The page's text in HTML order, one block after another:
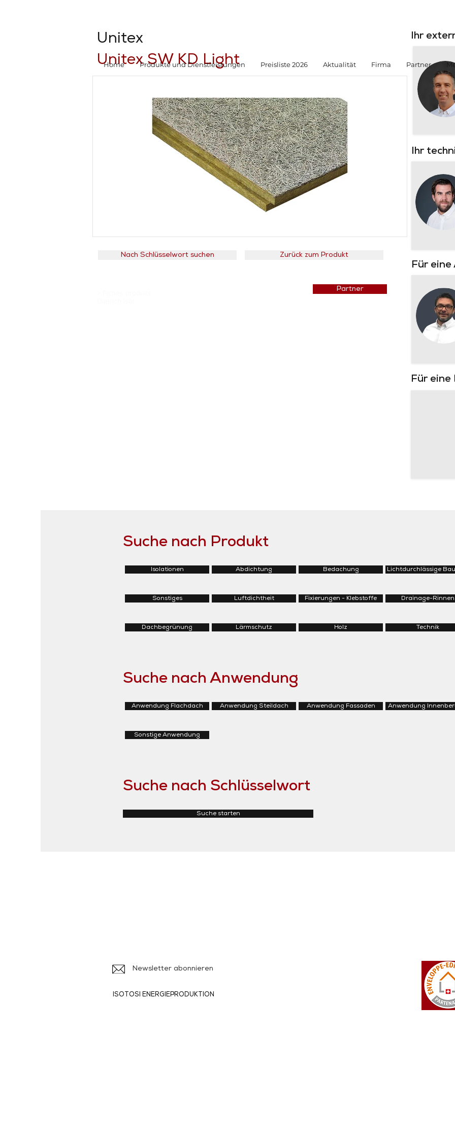
Home Produkte und Dienstleistungen Preisliste 2026 Aktualität Firma Partner
Unitex
Unitex SW KD Light
Nach Schlüsselwort suchen Zurück zum Produkt
Partner
Ihr
Ihr
Für
Für eine
Suche nach Produkt
Isolationen
Sonstiges
Dachbegrünung
Abdichtung
Luftdichtheit
Lärmschutz
Bedachung
Fixierungen - Klebstoffe
Holz
Lichtdurchlässige
Drainage-Rinnen
Technik
Suche nach Anwendung
Anwendung Flachdach
Sonstige Anwendung
Anwendung Steildach Anwendung Fassaden Anwendung
Suche nach Schlüsselwort
Suche starten
Newsletter abonnieren
ISOTOSI ENERGIEPRODUKTION